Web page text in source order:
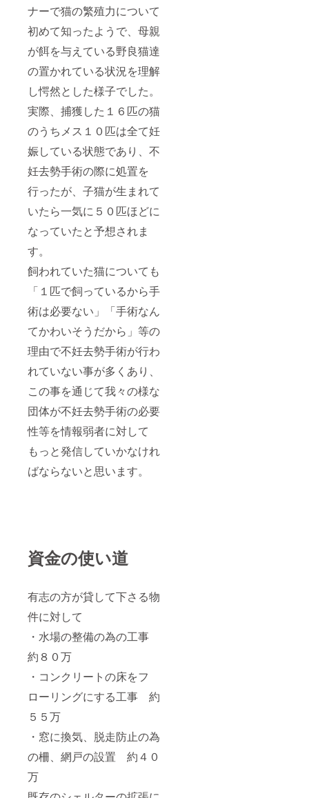
ナーで猫の繁殖力について
初めて知ったようで、母親
が餌を与えている野良猫達
の置かれている状況を理解
し愕然とした様子でした。
実際、捕獲した１６匹の猫
のうちメス１０匹は全て妊
娠している状態であり、不
妊去勢手術の際に処置を
行ったが、子猫が生まれて
いたら一気に５０匹ほどに
なっていたと予想されま
す。
飼われていた猫についても
「１匹で飼っているから手
術は必要ない」「手術なん
てかわいそうだから」等の
理由で不妊去勢手術が行わ
れていない事が多くあり、
この事を通じて我々の様な
団体が不妊去勢手術の必要
性等を情報弱者に対して
もっと発信していかなけれ
ばならないと思います。
資金の使い道
有志の方が貸して下さる物
件に対して
・水場の整備の為の工事
約８０万
・コンクリートの床をフ
ローリングにする工事 約
５５万
・窓に換気、脱走防止の為
の柵、網戸の設置 約４０
万